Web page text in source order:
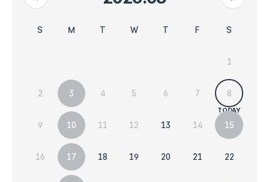
이전 달
다음 달
S M T W수요일 T목요일 F금요일 S
1
2 3 4 5 6 7 8
9 10 11 12 13 14 15
16 17 18 19 20 21 22